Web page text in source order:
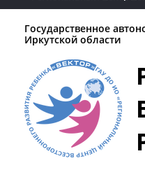
Государственное
Иркутской области